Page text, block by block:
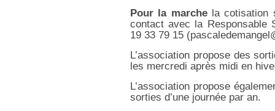
Pour la marchela cotisation
contact avec la Responsable
19 33 79 15
L’association propose des
les mercredi après midi en
L’association propose
sorties d’une journée par an.